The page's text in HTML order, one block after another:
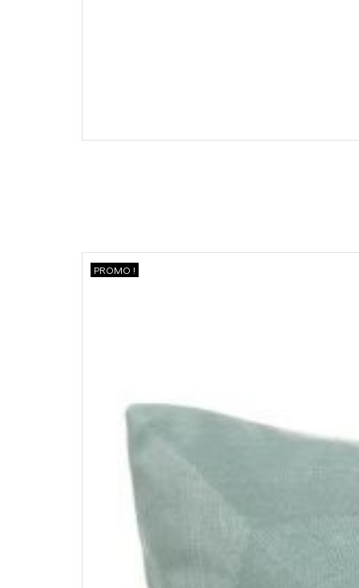
PROMO !